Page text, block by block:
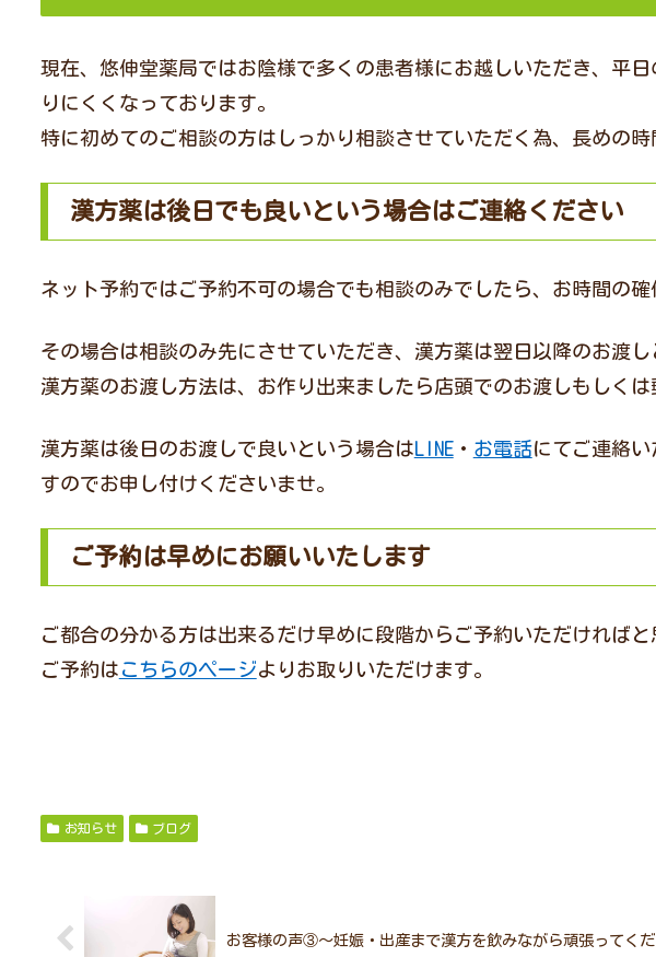
現在、悠伸堂薬局ではお陰様で多くの患者様にお越しいただき、平
りにくくなっております。
特に初めてのご相談の方はしっかり相談させていただく為、長めの時
漢方薬は後日でも良いという場合はご連絡ください
ネット予約ではご予約不可の場合でも相談のみでしたら、お時間の確
その場合は相談のみ先にさせていただき、漢方薬は翌日以降のお渡し
漢方薬のお渡し方法は、お作り出来ましたら店頭でのお渡しもしくは
漢方薬は後日のお渡しで良いという場合はLINE・ お電話にてご連絡い
すのでお申し付けくださいませ。
ご予約は早めにお願いいたします
ご都合の分かる方は出来るだけ早めに段階からご予約いただければと
ご予約は こちらのページよりお取りいただけます。
お知らせ ブログ
お客様の声③～妊娠・出産まで漢方を飲みながら頑張ってくだ